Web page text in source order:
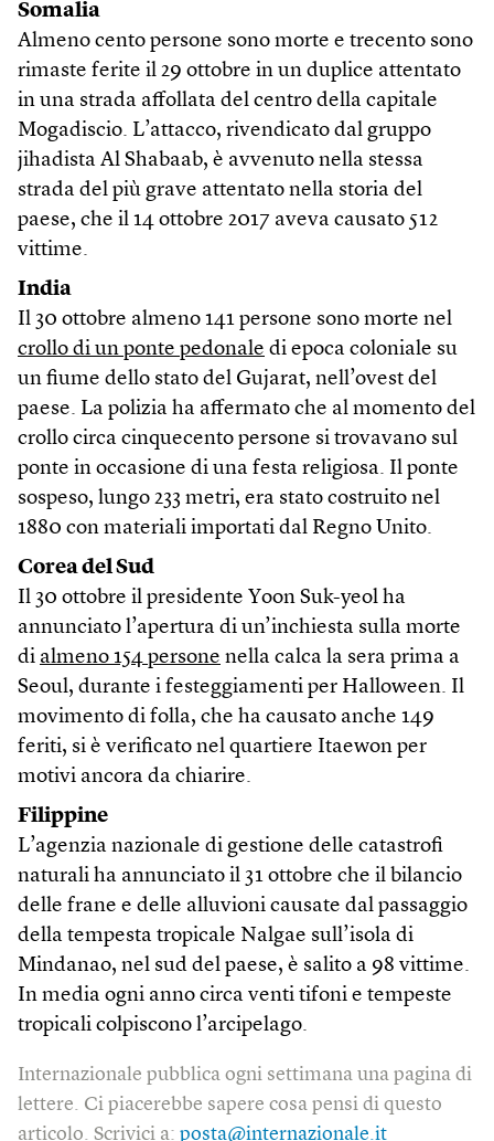
Somalia
Almeno cento persone sono morte e trecento sono
rimaste ferite il 29 ottobre in un duplice attentato
in una strada affollata del centro della capitale
Mogadiscio. L’attacco, rivendicato dal gruppo
jihadista Al Shabaab, è avvenuto nella stessa
strada del più grave attentato nella storia del
paese, che il 14 ottobre 2017 aveva causato 512
vittime.
India
Il 30 ottobre almeno 141 persone sono morte nel
crollo di un ponte pedonale di epoca coloniale su
un fiume dello stato del Gujarat, nell’ovest del
paese. La polizia ha affermato che al momento del
crollo circa cinquecento persone si trovavano sul
ponte in occasione di una festa religiosa. Il ponte
sospeso, lungo 233 metri, era stato costruito nel
1880 con materiali importati dal Regno Unito.
Corea del Sud
Il 30 ottobre il presidente Yoon Suk-yeol ha
annunciato l’apertura di un’inchiesta sulla morte
di almeno 154 persone nella calca la sera prima a
Seoul, durante i festeggiamenti per Halloween. Il
movimento di folla, che ha causato anche 149
feriti, si è verificato nel quartiere Itaewon per
motivi ancora da chiarire.
Filippine
L’agenzia nazionale di gestione delle catastrofi
naturali ha annunciato il 31 ottobre che il bilancio
delle frane e delle alluvioni causate dal passaggio
della tempesta tropicale Nalgae sull’isola di
Mindanao, nel sud del paese, è salito a 98 vittime.
In media ogni anno circa venti tifoni e tempeste
tropicali colpiscono l’arcipelago.
Internazionale pubblica ogni settimana una pagina di
lettere. Ci piacerebbe sapere cosa pensi di questo
articolo. Scrivici a: posta@internazionale.it